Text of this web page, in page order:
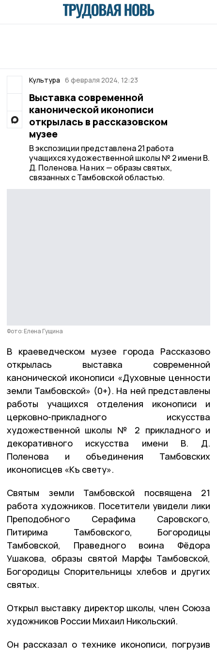
Культура 6 февраля 2024, 12:23
Выставка современной
канонической иконописи
открылась в рассказовском
музее
В экспозиции представлена 21 работа
учащихся художественной школы № 2 имени В.
Д. Поленова. На них — образы святых,
связанных с Тамбовской областью.
Фото: Елена Гущина
В краеведческом музее города Рассказово
открылась выставка современной
канонической иконописи «Духовные ценности
земли Тамбовской» (0+). На ней представлены
работы учащихся отделения иконописи и
церковно-прикладного искусства
художественной школы № 2 прикладного и
декоративного искусства имени В. Д.
Поленова и объединения Тамбовских
иконописцев «Къ свету».
Святым земли Тамбовской посвящена 21
работа художников. Посетители увидели лики
Преподобного Серафима Саровского,
Питирима Тамбовского, Богородицы
Тамбовской, Праведного воина Фёдора
Ушакова, образы святой Марфы Тамбовской,
Богородицы Спорительницы хлебов и других
святых.
Открыл выставку директор школы, член Союза
художников России Михаил Никольский.
Он рассказал о технике иконописи, погрузив